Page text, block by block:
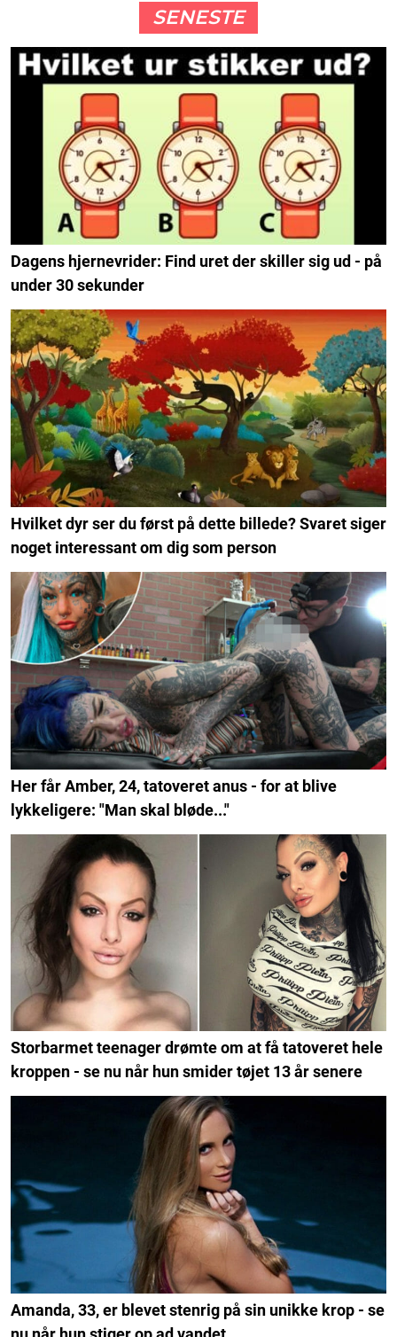
SENESTE
Dagens hjernevrider: Find uret der skiller sig ud - på
under 30 sekunder
Hvilket dyr ser du først på dette billede? Svaret siger
noget interessant om dig som person
Her får Amber, 24, tatoveret anus - for at blive
lykkeligere: "Man skal bløde..."
Storbarmet teenager drømte om at få tatoveret hele
kroppen - se nu når hun smider tøjet 13 år senere
Amanda, 33, er blevet stenrig på sin unikke krop - se